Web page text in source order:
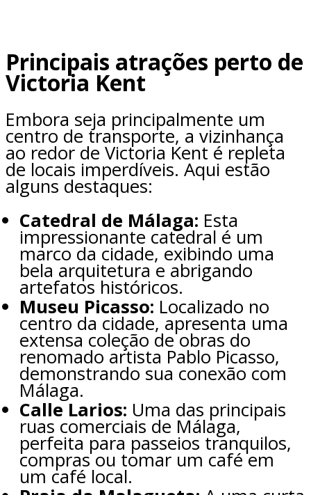
Principais atrações perto de
Victoria Kent
Embora seja principalmente um
centro de transporte, a vizinhança
ao redor de Victoria Kent é repleta
de locais imperdíveis. Aqui estão
alguns destaques:
Catedral de Málaga: Esta
impressionante catedral é um
marco da cidade, exibindo uma
bela arquitetura e abrigando
artefatos históricos.
Museu Picasso: Localizado no
centro da cidade, apresenta uma
extensa coleção de obras do
renomado artista Pablo Picasso,
demonstrando sua conexão com
Málaga.
Calle Larios: Uma das principais
ruas comerciais de Málaga,
perfeita para passeios tranquilos,
compras ou tomar um café em
um café local.